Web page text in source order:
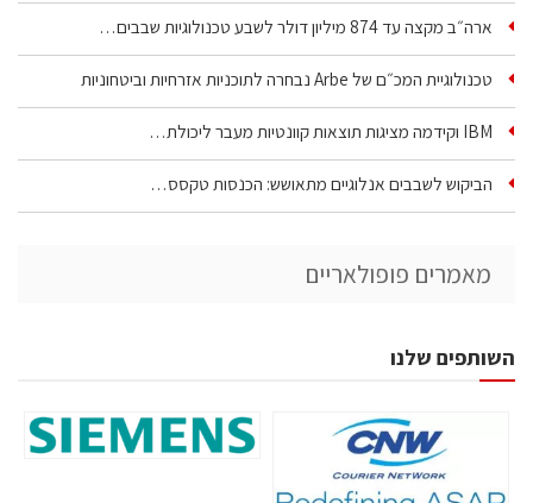
ארה״ב מקצה עד 874 מיליון דולר לשבע טכנולוגיות שבבים…
טכנולוגיית המכ״ם של Arbe נבחרה לתוכניות אזרחיות וביטחוניות
IBM וקידמה מציגות תוצאות קוונטיות מעבר ליכולת…
הביקוש לשבבים אנלוגיים מתאושש: הכנסות טקסס…
מאמרים פופולאריים
השותפים שלנו